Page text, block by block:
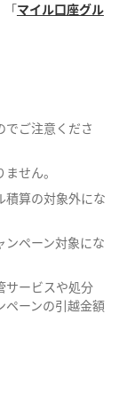
「マイル口座グル
でご注意くださ
せん。
積算の対象外にな
ンペーン対象にな
サービスや処分
ペーンの引越金額